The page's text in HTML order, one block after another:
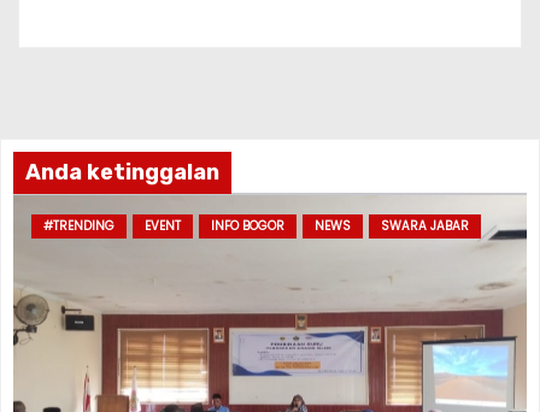
Anda ketinggalan
#TRENDING EVENT INFO BOGOR NEWS SWARA JABAR